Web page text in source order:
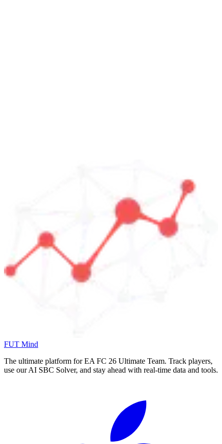
FUT Mind
The ultimate platform for EA FC 26 Ultimate Team. Track players,
use our AI SBC Solver, and stay ahead with real-time data and tools.